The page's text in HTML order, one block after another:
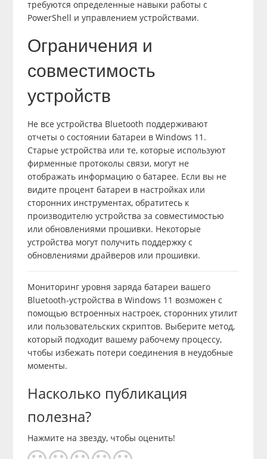
требуются определенные навыки работы с
PowerShell и управлением устройствами.
Ограничения и
совместимость
устройств
Не все устройства Bluetooth поддерживают
отчеты о состоянии батареи в Windows 11.
Старые устройства или те, которые используют
фирменные протоколы связи, могут не
отображать информацию о батарее. Если вы не
видите процент батареи в настройках или
сторонних инструментах, обратитесь к
производителю устройства за совместимостью
или обновлениями прошивки. Некоторые
устройства могут получить поддержку с
обновлениями драйверов или прошивки.
Мониторинг уровня заряда батареи вашего
Bluetooth-устройства в Windows 11 возможен с
помощью встроенных настроек, сторонних утилит
или пользовательских скриптов. Выберите метод,
который подходит вашему рабочему процессу,
чтобы избежать потери соединения в неудобные
моменты.
Насколько публикация
полезна?
Нажмите на звезду, чтобы оценить!